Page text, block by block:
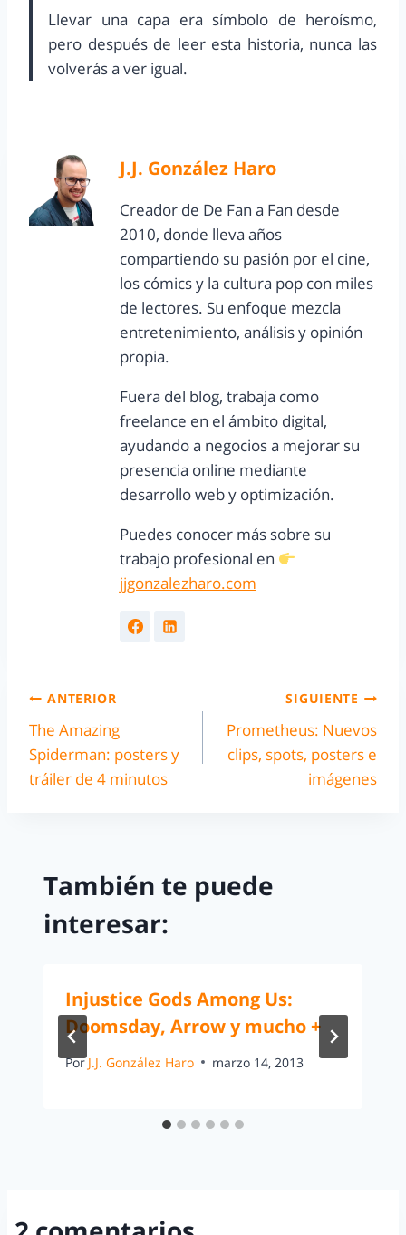
Llevar una capa era símbolo de heroísmo,
pero después de leer esta historia, nunca las
volverás a ver igual.
J.J. González Haro
Creador de De Fan a Fan desde
2010, donde lleva años
compartiendo su pasión por el cine,
los cómics y la cultura pop con miles
de lectores. Su enfoque mezcla
entretenimiento, análisis y opinión
propia.
Fuera del blog, trabaja como
freelance en el ámbito digital,
ayudando a negocios a mejorar su
presencia online mediante
desarrollo web y optimización.
Puedes conocer más sobre su
trabajo profesional en
jjgonzalezharo.com
ANTERIOR
The Amazing
Spiderman: posters y
tráiler de 4 minutos
SIGUIENTE
Prometheus: Nuevos
clips, spots, posters e
imágenes
También te puede
interesar:
Injustice Gods Among Us:
Doomsday, Arrow y mucho +
Por J.J. González Haro marzo 14, 2013